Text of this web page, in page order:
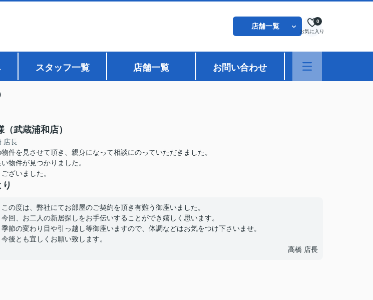
店舗一覧
お気に入り
0
スタッフ一覧 店舗一覧 お問い合わせ
（武蔵浦和店）
店長
件を見させて頂き、親身になって相談にのっていただきました。
物件が見つかりました。
ざいました。
この度は、弊社にてお部屋のご契約を頂き有難う御座いました。
今回、お二人の新居探しをお手伝いすることができ嬉しく思います。
季節の変わり目や引っ越し等御座いますので、体調などはお気をつけ下さいませ。
今後とも宜しくお願い致します。
高橋 店長